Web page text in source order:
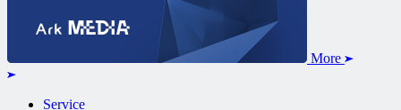
More
Service